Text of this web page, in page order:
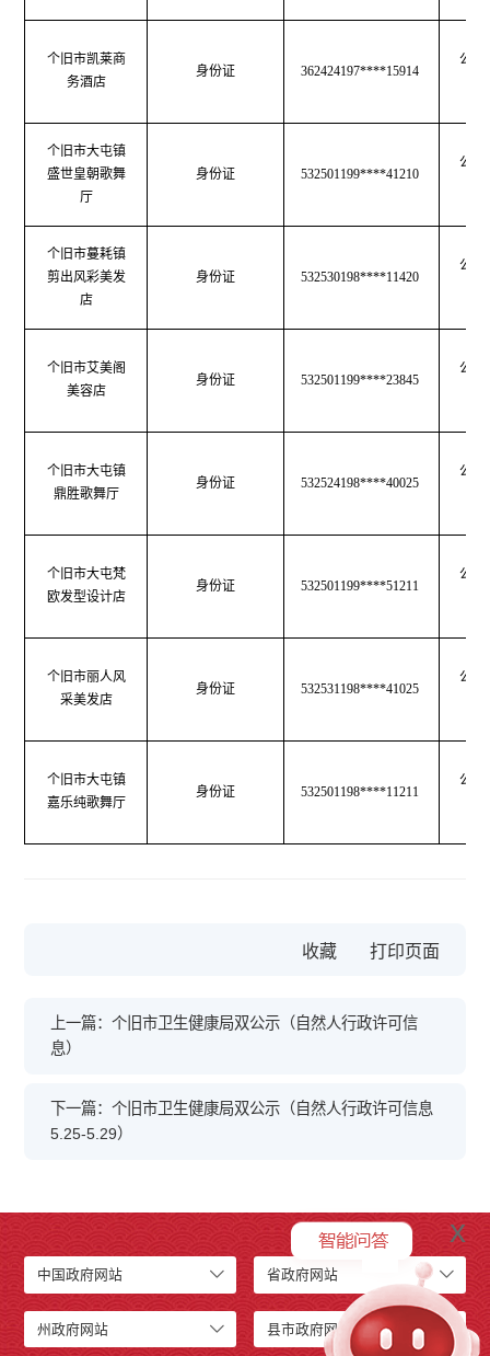
个旧市凯莱商
务酒店
身份证 362424197****15914
公共
个旧市大屯镇
盛世皇朝歌舞
厅
身份证 532501199****41210
公共
个旧市蔓耗镇
剪出风彩美发
店
身份证 532530198****11420
公共
个旧市艾美阁
美容店
身份证 532501199****23845
公共
个旧市大屯镇
鼎胜歌舞厅
身份证 532524198****40025
公共
个旧市大屯梵
欧发型设计店
身份证 532501199****51211
公共
个旧市丽人风
采美发店
身份证 532531198****41025
公共
个旧市大屯镇
嘉乐纯歌舞厅
身份证 532501198****11211
公共
收藏
上一篇：个旧市卫生健康局双公示（自然人行政许可信
息）
下一篇：个旧市卫生健康局双公示（自然人行政许可信息
5.25-5.29）
中国政府网站 省政府网站
州政府网站 县市政府网站
x